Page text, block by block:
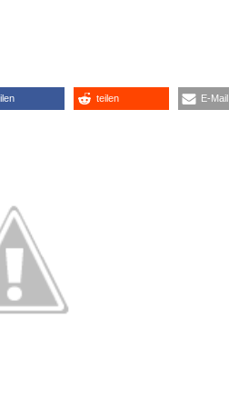
teilen E-Mail